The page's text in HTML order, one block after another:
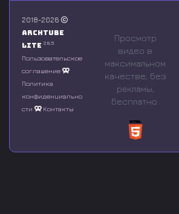
o
f
0
s
o
n
d
2018-2026
Archtube
Lite 2.8.5
Пользовательское
соглашение
Политика
конфиденциально
сти
Контакты
Просмотр
видео в
максимальном
качестве, без
рeкламы,
бесплатно.